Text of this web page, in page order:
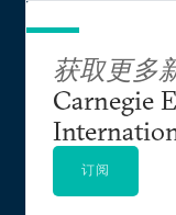
获取更多
Carnegie
订阅